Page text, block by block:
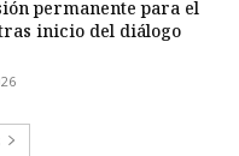
permanente para el
inicio del diálogo